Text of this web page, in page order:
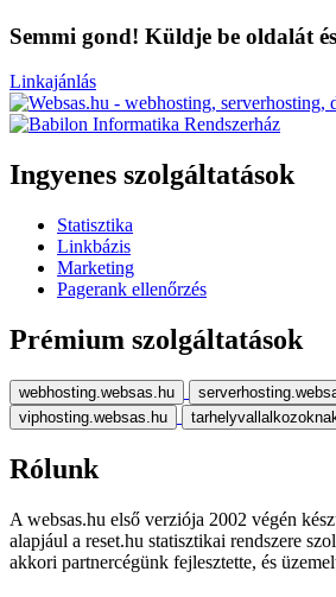
Semmi gond! Küldje be oldalát
Linkajánlás
Ingyenes szolgáltatások
Statisztika
Linkbázis
Marketing
Pagerank ellenőrzés
Prémium szolgáltatások
webhosting.websas.hu
viphosting.websas.hu
Rólunk
A websas.hu első verziója 2002 végén
alapjául a reset.hu statisztikai rendszere
akkori partnercégünk fejlesztette, és